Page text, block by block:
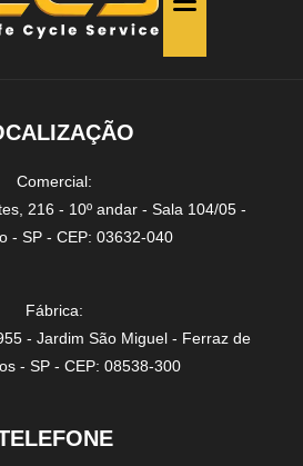
Comercial:
216 - 10º andar - Sala 104/05 -
- SP - CEP: 03632-040
Fábrica:
- Jardim São Miguel - Ferraz de
- SP - CEP: 08538-300